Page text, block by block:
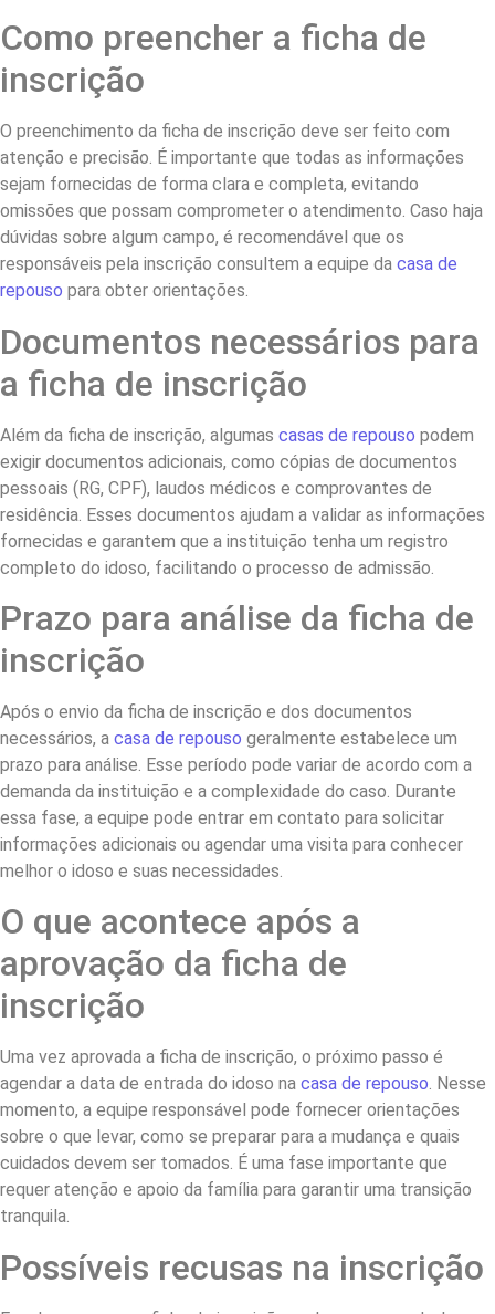
Como preencher a ficha de
inscrição
O preenchimento da ficha de inscrição deve ser feito com
atenção e precisão. É importante que todas as informações
sejam fornecidas de forma clara e completa, evitando
omissões que possam comprometer o atendimento. Caso haja
dúvidas sobre algum campo, é recomendável que os
responsáveis pela inscrição consultem a equipe da casa de
repouso para obter orientações.
Documentos necessários para
a ficha de inscrição
Além da ficha de inscrição, algumas casas de repouso podem
exigir documentos adicionais, como cópias de documentos
pessoais (RG, CPF), laudos médicos e comprovantes de
residência. Esses documentos ajudam a validar as informações
fornecidas e garantem que a instituição tenha um registro
completo do idoso, facilitando o processo de admissão.
Prazo para análise da ficha de
inscrição
Após o envio da ficha de inscrição e dos documentos
necessários, a casa de repouso geralmente estabelece um
prazo para análise. Esse período pode variar de acordo com a
demanda da instituição e a complexidade do caso. Durante
essa fase, a equipe pode entrar em contato para solicitar
informações adicionais ou agendar uma visita para conhecer
melhor o idoso e suas necessidades.
O que acontece após a
aprovação da ficha de
inscrição
Uma vez aprovada a ficha de inscrição, o próximo passo é
agendar a data de entrada do idoso na casa de repouso. Nesse
momento, a equipe responsável pode fornecer orientações
sobre o que levar, como se preparar para a mudança e quais
cuidados devem ser tomados. É uma fase importante que
requer atenção e apoio da família para garantir uma transição
tranquila.
Possíveis recusas na inscrição